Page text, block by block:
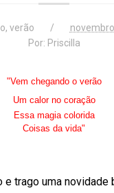
, verão
Por: Priscilla
"Vem chegando o verão
Um calor no coração
Essa magia colorida
Coisas da vida"
e trago uma novidade